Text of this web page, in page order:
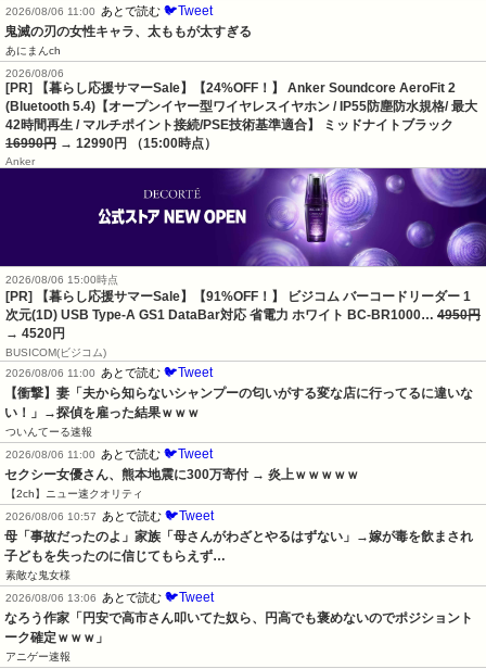
2026/08/06 11:00
あとで読む 🐦Tweet
鬼滅の刃の女性キャラ、太ももが太すぎる
あにまんch
2026/08/06
[PR] 【暮らし応援サマーSale】【24%OFF！】 Anker Soundcore AeroFit 2
(Bluetooth 5.4)【オープンイヤー型ワイヤレスイヤホン / IP55防塵防水規格/ 最大
42時間再生 / マルチポイント接続/PSE技術基準適合】 ミッドナイトブラック
16990円 → 12990円 （15:00時点）
Anker
2026/08/06 15:00時点
[PR] 【暮らし応援サマーSale】【91%OFF！】 ビジコム バーコードリーダー 1
次元(1D) USB Type-A GS1 DataBar対応 省電力 ホワイト BC-BR1000… 4950円
→ 4520円
BUSICOM(ビジコム)
2026/08/06 11:00
あとで読む 🐦Tweet
【衝撃】妻「夫から知らないシャンプーの匂いがする変な店に行ってるに違いな
い！」→探偵を雇った結果ｗｗｗ
ついんてーる速報
2026/08/06 11:00
あとで読む 🐦Tweet
セクシー女優さん、熊本地震に300万寄付 → 炎上ｗｗｗｗｗ
【2ch】ニュー速クオリティ
2026/08/06 10:57
あとで読む 🐦Tweet
母「事故だったのよ」家族「母さんがわざとやるはずない」→嫁が毒を飲まされ
子どもを失ったのに信じてもらえず…
素敵な鬼女様
2026/08/06 13:06
あとで読む 🐦Tweet
なろう作家「円安で高市さん叩いてた奴ら、円高でも褒めないのでポジショント
ーク確定ｗｗｗ」
アニゲー速報